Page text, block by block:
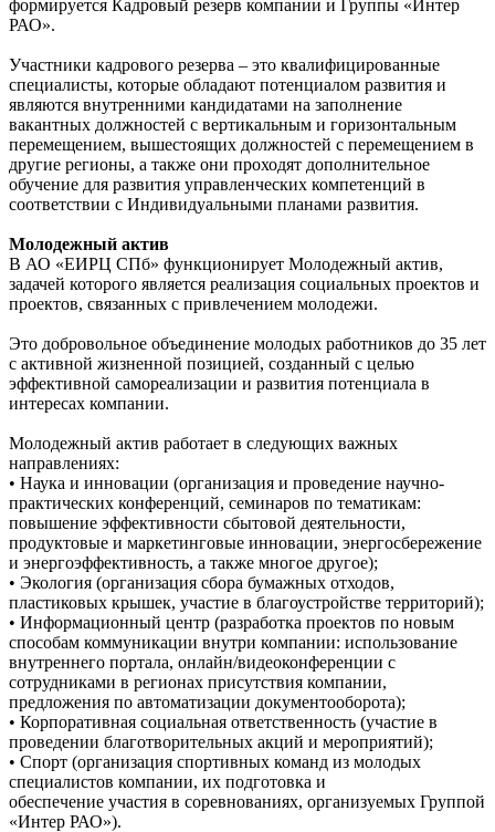
формируется Кадровый резерв компании и Группы «Интер
РАО».
Участники кадрового резерва – это квалифицированные
специалисты, которые обладают потенциалом развития и
являются внутренними кандидатами на заполнение
вакантных должностей с вертикальным и горизонтальным
перемещением, вышестоящих должностей с перемещением в
другие регионы, а также они проходят дополнительное
обучение для развития управленческих компетенций в
соответствии с Индивидуальными планами развития.
Молодежный актив
В АО «ЕИРЦ СПб» функционирует Молодежный актив,
задачей которого является реализация социальных проектов и
проектов, связанных с привлечением молодежи.
Это добровольное объединение молодых работников до 35 лет
с активной жизненной позицией, созданный с целью
эффективной самореализации и развития потенциала в
интересах компании.
Молодежный актив работает в следующих важных
направлениях:
• Наука и инновации (организация и проведение научно-
практических конференций, семинаров по тематикам:
повышение эффективности сбытовой деятельности,
продуктовые и маркетинговые инновации, энергосбережение
и энергоэффективность, а также многое другое);
• Экология (организация сбора бумажных отходов,
пластиковых крышек, участие в благоустройстве территорий);
• Информационный центр (разработка проектов по новым
способам коммуникации внутри компании: использование
внутреннего портала, онлайн/видеоконференции с
сотрудниками в регионах присутствия компании,
предложения по автоматизации документооборота);
• Корпоративная социальная ответственность (участие в
проведении благотворительных акций и мероприятий);
• Спорт (организация спортивных команд из молодых
специалистов компании, их подготовка и
обеспечение участия в соревнованиях, организуемых Группой
«Интер РАО»).